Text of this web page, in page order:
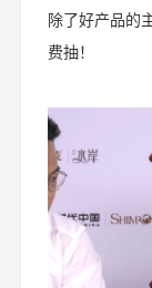
除了好产品的
费抽！